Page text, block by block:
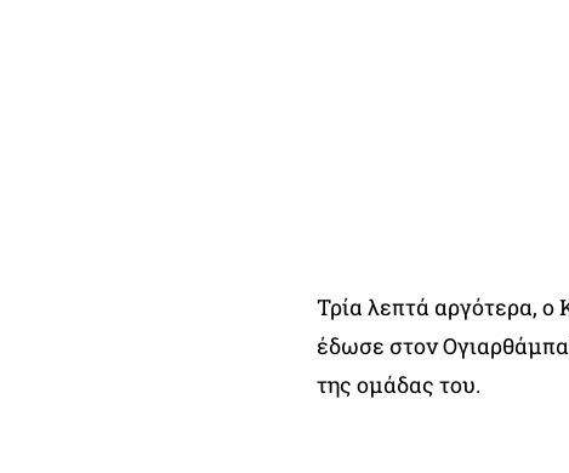
Τρία λεπτά αργότερα, ο
έδωσε στον
της ομάδας του.